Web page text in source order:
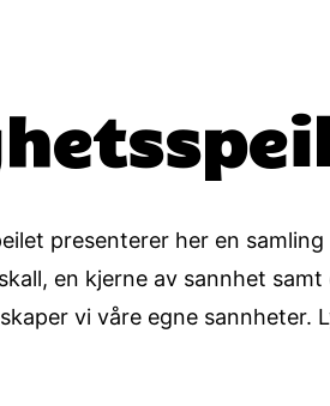
presenterer her en
en kjerne av sannhet
vi våre egne sannheter.